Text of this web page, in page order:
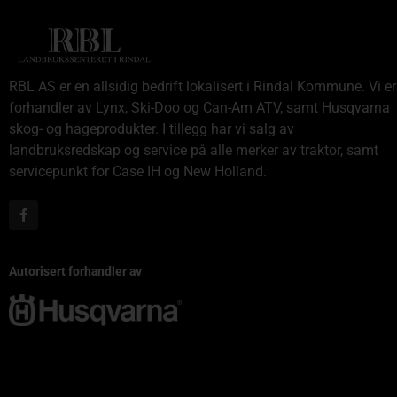
RBL AS er en allsidig bedrift lokalisert i Rindal Kommune. Vi er
forhandler av Lynx, Ski-Doo og Can-Am ATV, samt Husqvarna
skog- og hageprodukter. I tillegg har vi salg av
landbruksredskap og service på alle merker av traktor, samt
servicepunkt for Case IH og New Holland.
Autorisert forhandler av